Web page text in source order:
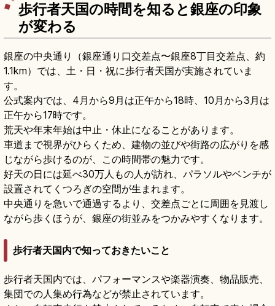
歩行者天国の時間を知ると銀座の印象
が変わる
銀座の中央通り（銀座通り口交差点〜銀座8丁目交差点、約
1.1km）では、土・日・祝に歩行者天国が実施されていま
す。
公式案内では、4月から9月は正午から18時、10月から3月は
正午から17時です。
荒天や年末年始は中止・休止になることがあります。
車道まで視界がひらくため、建物の並びや街路の広がりを感
じながら歩けるのが、この時間帯の魅力です。
好天の日には延べ30万人もの人が訪れ、パラソルやベンチが
設置されてくつろぎの空間が生まれます。
中央通りを急いで通過するより、交差点ごとに周囲を見渡し
ながら歩くほうが、銀座の街並みをつかみやすくなります。
歩行者天国内で知っておきたいこと
歩行者天国内では、パフォーマンスや楽器演奏、物品販売、
集団での人集め行為などが禁止されています。